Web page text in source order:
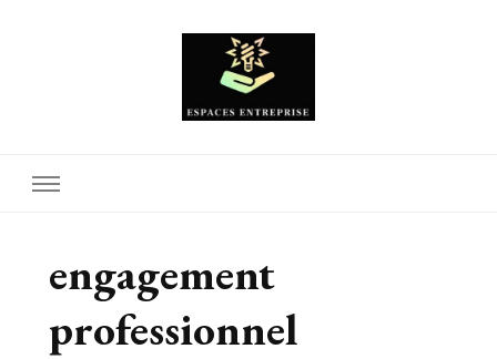
engagement
professionnel